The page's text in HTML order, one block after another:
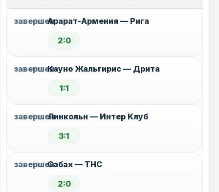
завершенАрарат-Армения — Рига
2:0
завершенКауно Жальгирис — Дрита
1:1
завершенЛинкольн — Интер Клуб
3:1
завершенСабах — ТНС
2:0